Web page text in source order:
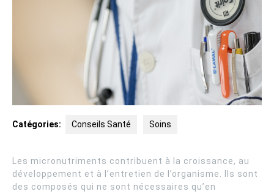
Catégories: Conseils Santé Soins
Les micronutriments contribuent à la croissance, au
développement et à l’entretien de l’organisme. Ils sont
des composés qui ne sont nécessaires qu’en